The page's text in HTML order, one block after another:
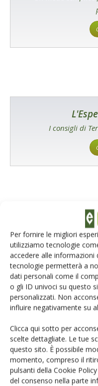
Per fornire le migliori
utilizziamo tecnologie
accedere alle informazioni
tecnologie permetterà a
dati personali come il
o gli ID univoci su questo
personalizzati. Non
influire negativamente su
Clicca qui sotto per
scelte dettagliate. Le tue
questo sito. È possibile
momento, compreso il
pulsanti della Cookie
del consenso nella parte
I consigli di
Rimani
Iscriviti alle